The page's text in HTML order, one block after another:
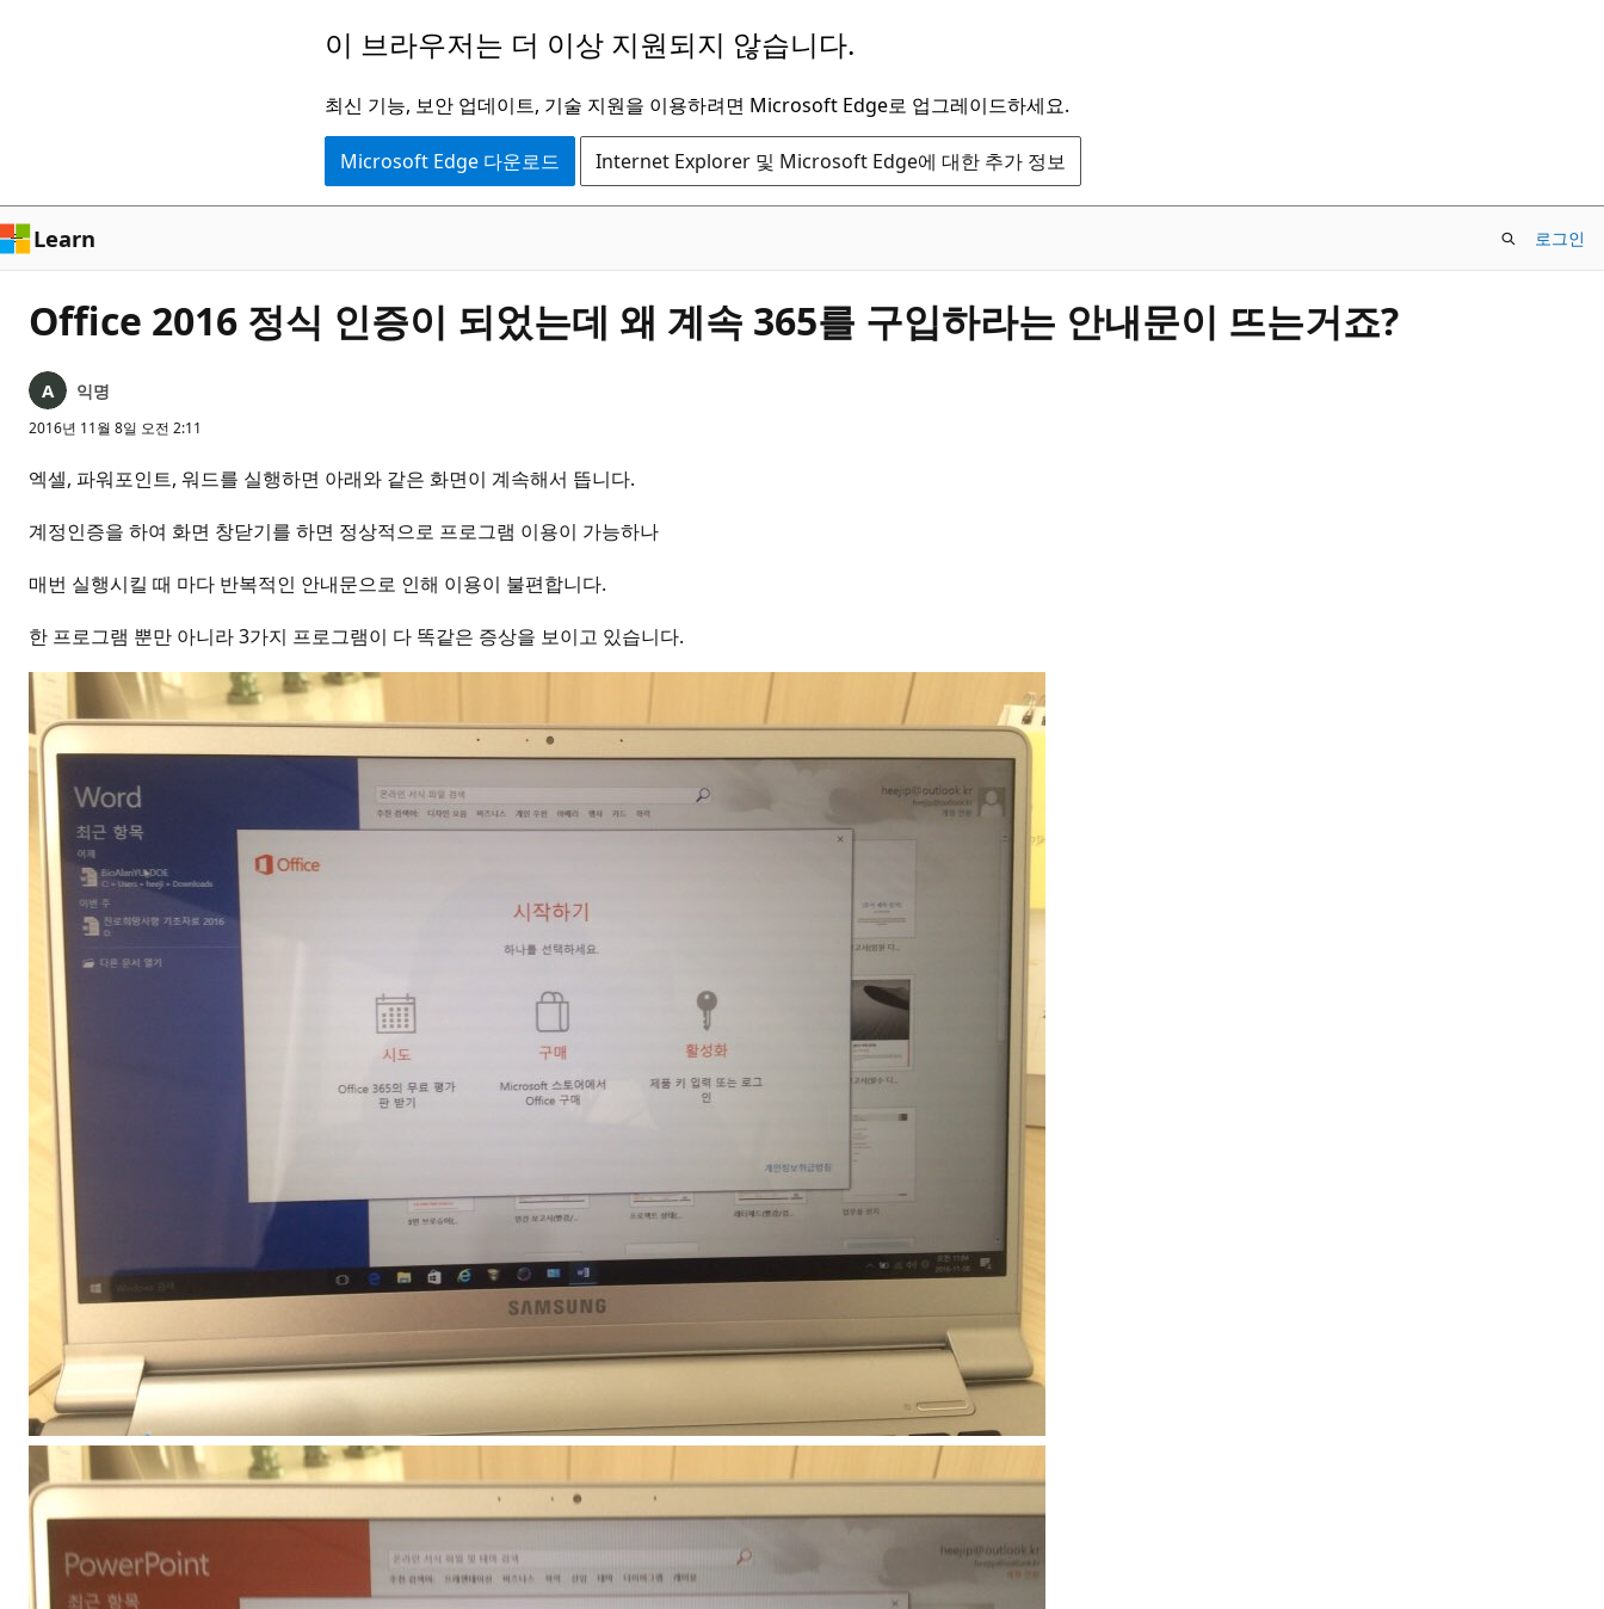
로
건
너
기
이 브라우저는 더 이상 지원되지 않습니다.
최신 기능, 보안 업데이트, 기술 지원을 이용하려면 Microsoft Edge로 업그레이드하세요.
Microsoft Edge 다운로드 Internet Explorer 및 Microsoft Edge에 대한 추가 정보
Learn 로그인
Office 2016 정식 인증이 되었는데 왜 계속 365를 구입하라는 안내문이 뜨는거죠?
익명
2016년 11월 8일 오전 2:11
엑셀, 파워포인트, 워드를 실행하면 아래와 같은 화면이 계속해서 뜹니다.
계정인증을 하여 화면 창닫기를 하면 정상적으로 프로그램 이용이 가능하나
매번 실행시킬 때 마다 반복적인 안내문으로 인해 이용이 불편합니다.
한 프로그램 뿐만 아니라 3가지 프로그램이 다 똑같은 증상을 보이고 있습니다.